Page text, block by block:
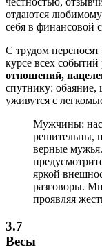
отдаются
себя в финансовой
С трудом
курсе всех
отношений,
спутнику: обаяние,
уживутся с
Мужчины:
решительны,
верные
яркой
разговоры.
проявляя
3.7
Весы